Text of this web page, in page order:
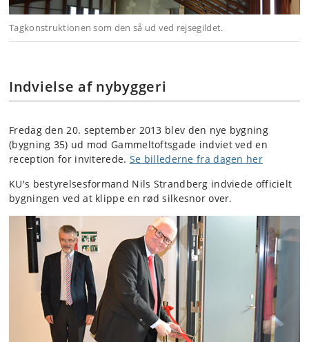
Tagkonstruktionen som den så ud ved rejsegildet.
Indvielse af nybyggeri
Fredag den 20. september 2013 blev den nye bygning
(bygning 35) ud mod Gammeltoftsgade indviet ved en
reception for inviterede. Se billederne fra dagen her
KU's bestyrelsesformand Nils Strandberg indviede officielt
bygningen ved at klippe en rød silkesnor over.